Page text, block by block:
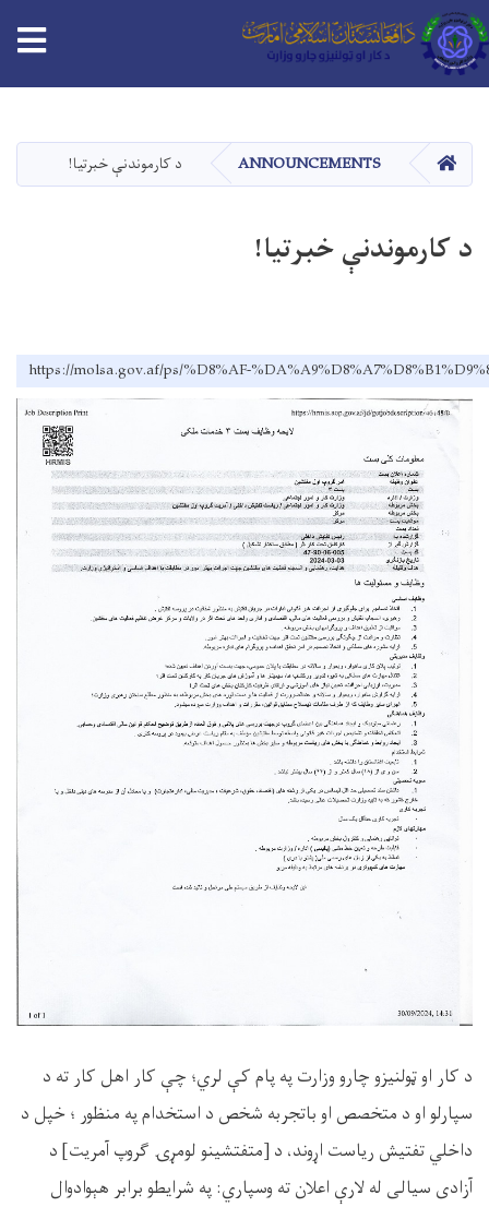
دانګل
HOME
ANNOUNCEMENTS د کارموندنې خبرتیا!
د کارموندنې خبرتیا!
https://molsa.gov.af/ps/%D8%AF-
د کار او ټولنیزو چارو وزارت په پام کې لري؛ چې کار اهل کار ته د
سپارلو او د متخصص او باتجربه شخص د استخدام په منظور ؛ خپل د
داخلي تفتیش ریاست اړوند، د [متفتشینو لومړۍ ګروپ آمریت] د
آزادی سیالی له لارې اعلان ته وسپاري: په شرایطو برابر هېوادوال